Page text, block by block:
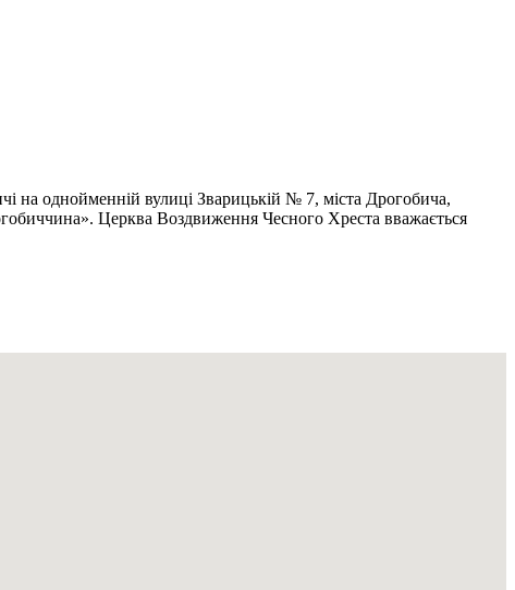
на однойменній вулиці Зварицькій № 7, міста Дрогобича,
Церква Воздвиження Чесного Хреста вважається